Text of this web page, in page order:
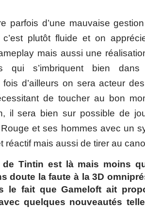
parfois d’une mauvaise
c’est plutôt fluide et on
mais aussi une
qui s’imbriquent bien
fois d’ailleurs on sera acteur
de toucher au bon
il sera bien sur possible de
et ses hommes avec un
réactif mais aussi de tirer au
de Tintin est là mais moins
doute la faute à la 3D
le fait que Gameloft ait
quelques nouveautés